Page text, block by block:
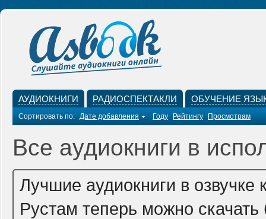
АУДИОКНИГИ РАДИОСПЕКТАКЛИ ОБУЧЕНИЕ
Сортировать по: Дате добавления Году Рейтингу Просмотрам
Все аудиокниги в
Лучшие аудиокниги в озвучке
Рустам теперь можно